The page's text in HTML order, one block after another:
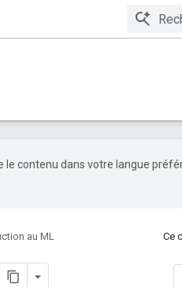
le contenu dans votre langue
au ML Ce